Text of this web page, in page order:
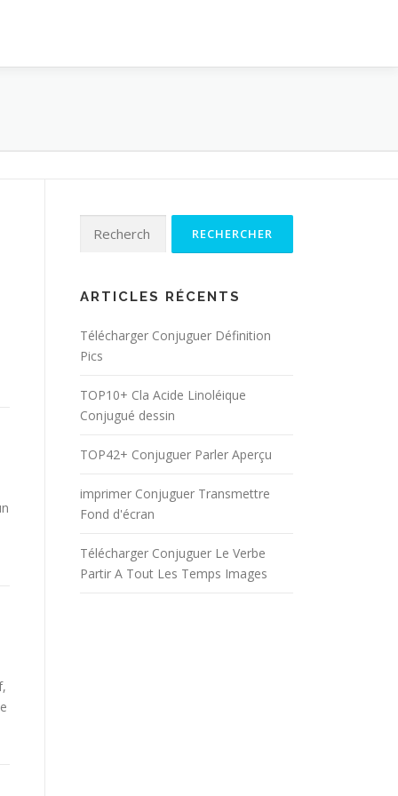
Rechercher :
ARTICLES RÉCENTS
Télécharger Conjuguer Définition
Pics
TOP10+ Cla Acide Linoléique
Conjugué dessin
TOP42+ Conjuguer Parler Aperçu
imprimer Conjuguer Transmettre
Fond d'écran
Télécharger Conjuguer Le Verbe
Partir A Tout Les Temps Images